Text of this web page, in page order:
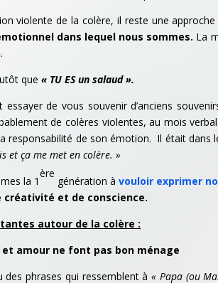
violente de la colère, il reste une
dans lequel nous sommes. La
que« TU ES un salaud ».
essayer de vous souvenir d’anciens
de colères violentes, au mois
responsabilité de son émotion. Il était dans
et ça me met en colère. »
la 1
ère
génération àvouloir exprimer
et de conscience.
autour de la colère :
et amour ne font pas bon ménage
des phrases qui ressemblent à « Papa (ou